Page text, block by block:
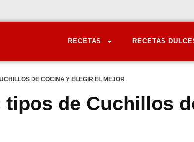
RECETAS RECETAS
DE COCINA Y ELEGIR EL MEJOR
tipos de Cuchillos